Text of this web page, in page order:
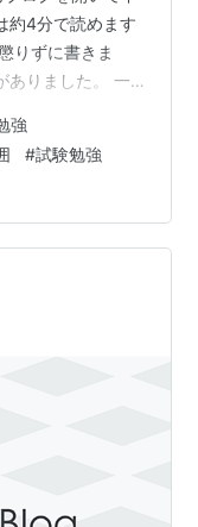
約4分で読めます
りずに書きま
ありました。 一
プでもない ごく
くらい ボリュー
適応＆対応する
勉強するしかあり
の期末テスト…
強
#試験勉強